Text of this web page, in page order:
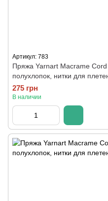
Артикул: 783
Пряжа Yarnart Macrame
полухлопок, нитки для
275 грн
В наличии